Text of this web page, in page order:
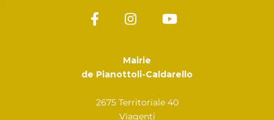
Mairie
de Pianottoli-Caldarello
2675 Territoriale 40
Viagenti